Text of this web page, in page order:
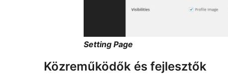
Setting Page
Közreműködők és fejlesztők